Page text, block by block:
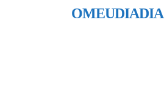
OMEUDIADIA